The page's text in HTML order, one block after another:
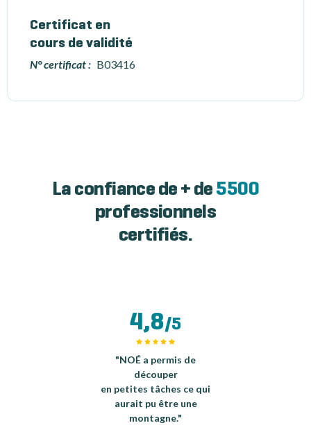
Certificat en
cours de validité
N° certificat : B03416
La confiance de + de 5500
professionnels
certifiés.
4,8/5
"NOÉ a permis de
découper
en petites tâches ce qui
aurait pu être une
montagne."